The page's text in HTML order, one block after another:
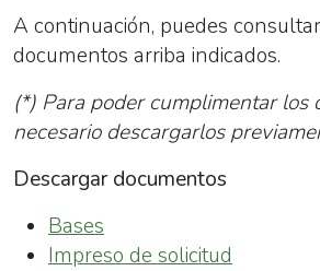
A continuación, puedes
documentos arriba indicados.
(*) Para poder cumplimentar los
necesario descargarlos
Descargar documentos
Bases
Impreso de solicitud